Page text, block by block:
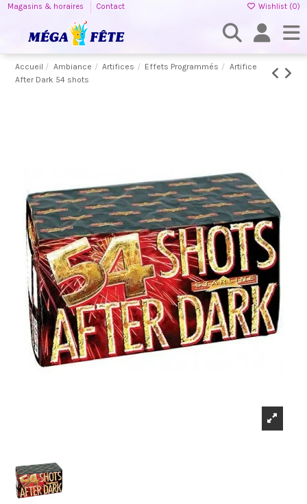
Magasins & horaires Contact Wishlist (0)
Accueil Ambiance Artifices Effets Programmés
Artifice
After Dark 54 shots